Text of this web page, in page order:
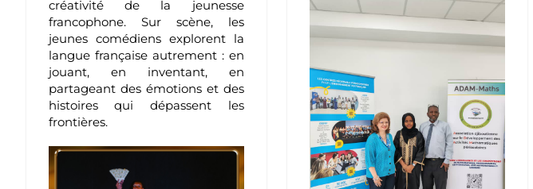
créativité de la jeunesse
francophone. Sur scène, les
jeunes comédiens explorent la
langue française autrement : en
jouant, en inventant, en
partageant des émotions et des
histoires qui dépassent les
frontières.